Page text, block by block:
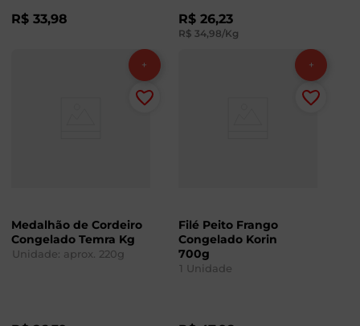
R$ 33,98 R$ 26,23
R$ 34,98/Kg
Medalhão de Cordeiro
Congelado Temra Kg
Unidade: aprox. 220g
Filé Peito Frango
Congelado Korin
700g
1 Unidade